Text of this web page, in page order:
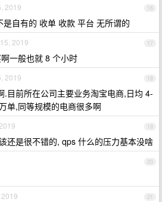
16
2019
自有的 收单 收款 平台 无所谓的
17
2019
一般也就 8 个小时
18
2019
.目前所在公司主要业务淘宝电商,日均 4-
单,同等规模的电商很多啊
19
还是很不错的, qps 什么的压力基本没啥
20
21